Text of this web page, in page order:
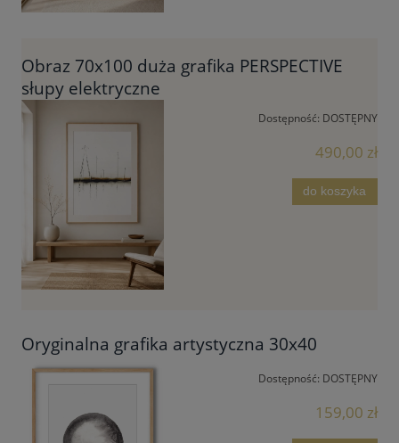
Obraz 70x100 duża grafika PERSPECTIVE
słupy elektryczne
Dostępność: DOSTĘPNY
490,00 zł
do koszyka
Oryginalna grafika artystyczna 30x40
Dostępność: DOSTĘPNY
159,00 zł